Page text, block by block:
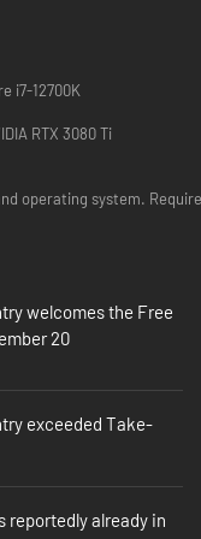
simpele waarheid:
adembenemende
waar de
ontvouwt zich in
dodelijke eigenschap
standaard vuurwapen
mafiosi hun
het stuur van
platteland
— maar het
i7-12700K
RTX 3080 Ti
Requires a
welcomes the Free
20
exceeded Take-
reportedly already in